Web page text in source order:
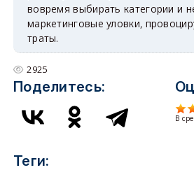
вовремя выбирать категории и
маркетинговые уловки,
траты.
2925
Поделитесь:
В
Теги: